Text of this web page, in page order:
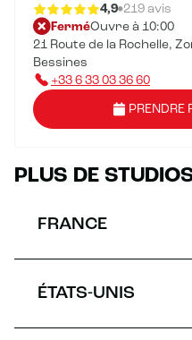
4,9 219 avis
FerméOuvre à 10:00
21 Route de la Rochelle,
Bessines
+33 6 33 03 36 60
PRENDRE
PLUS DE
FRANCE
ÉTATS-UNIS